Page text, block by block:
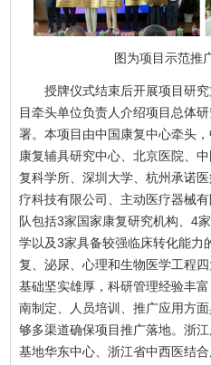
图为项目示范推
授牌仪式结束后开展项目研究
目牵头单位负责人介绍项目总体
署。本项目由中国康复中心牵头
康复辅具研究中心、北京医院、
复科学所、深圳大学、杭州承诺
疗科技有限公司、主动医疗器械
队包括3家国家康复研究机构、4
学以及3家具备较强临床转化能力
复、泌尿、心理和生物医学工程
基础坚实雄厚，科研管理经验丰
南制定、人员培训、推广应用方
够多渠道确保项目推广落地。浙
基地华东中心、浙江省中西医结